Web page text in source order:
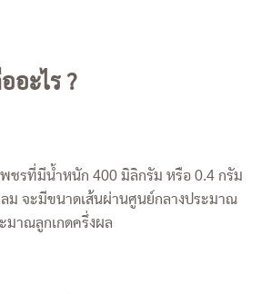
อะไร ?
พชรที่มีน้ำหนัก 400 มิลิกรัม หรือ 0.4 กรัม
ลม จะมีขนาดเส้นผ่านศูนย์กลางประมาณ
มาณลูกเกดครึ่งผล